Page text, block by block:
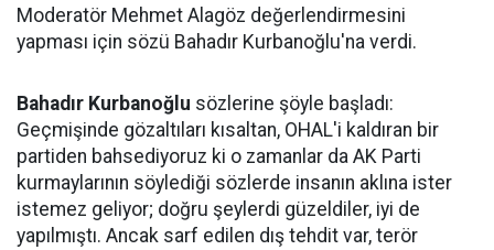
Moderatör Mehmet Alagöz değerlendirmesini
yapması için sözü Bahadır Kurbanoğlu'na verdi.
Bahadır Kurbanoğlu sözlerine şöyle başladı:
Geçmişinde gözaltıları kısaltan, OHAL'i kaldıran bir
partiden bahsediyoruz ki o zamanlar da AK Parti
kurmaylarının söylediği sözlerde insanın aklına ister
istemez geliyor; doğru şeylerdi güzeldiler, iyi de
yapılmıştı. Ancak sarf edilen dış tehdit var, terör